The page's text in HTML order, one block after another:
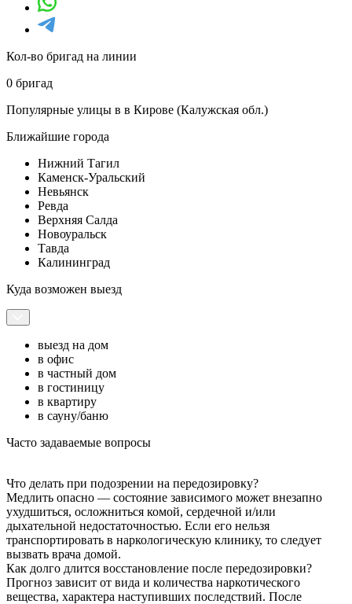
Кол-во бригад на линии
0 бригад
Популярные улицы в в Кирове (Калужская обл.)
Ближайшие города
Нижний Тагил
Каменск-Уральский
Невьянск
Ревда
Верхняя Салда
Новоуральск
Тавда
Калининград
Куда возможен выезд
выезд на дом
в офис
в частный дом
в гостиницу
в квартиру
в сауну/баню
Часто задаваемые вопросы
Что делать при подозрении на передозировку?
Медлить опасно — состояние зависимого может внезапно
ухудшиться, осложниться комой, сердечной и/или
дыхательной недостаточностью. Если его нельзя
транспортировать в наркологическую клинику, то следует
вызвать врача домой.
Как долго длится восстановление после передозировки?
Прогноз зависит от вида и количества наркотического
вещества, характера наступивших последствий. После